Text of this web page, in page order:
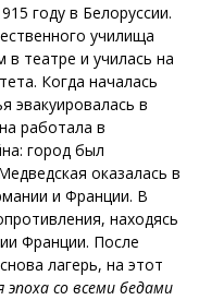
году в Белоруссии.
училища
театре и училась на
Когда началась
эвакуировалась в
работала в
город был
оказалась в
и Франции. В
находясь
Франции. После
лагерь, на этот
со всеми бедами